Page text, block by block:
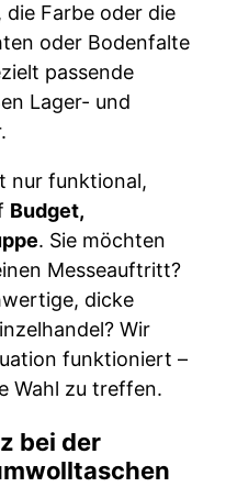
die Farbe oder die
oder Bodenfalte
passende
Lager- und
nur funktional,
Budget,
. Sie möchten
Messeauftritt?
dicke
Wir
funktioniert –
Wahl zu treffen.
bei der